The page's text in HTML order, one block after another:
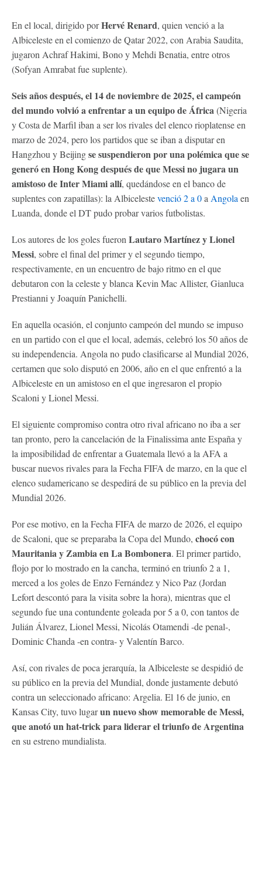
En el local, dirigido porHervé Renard, quien venció a la
Albiceleste en el comienzo de Qatar 2022, con Arabia Saudita,
jugaron Achraf Hakimi, Bono y Mehdi Benatia, entre otros
(Sofyan Amrabat fue suplente).
Seis años después, el 14 de noviembre de 2025, el campeón
del mundo volvió a enfrentar a un equipo de África (Nigeria
y Costa de Marfil iban a ser los rivales del elenco rioplatense en
marzo de 2024, pero los partidos que se iban a disputar en
Hangzhou y Beijingse suspendieron por una polémica que se
generó en Hong Kong después de que Messi no jugara un
amistoso de Inter Miami allí, quedándose en el banco de
suplentes con zapatillas): la Albicelestevenció 2 a 0a Angola en
Luanda, donde el DT pudo probar varios futbolistas.
Los autores de los goles fueron Lautaro Martínez y Lionel
Messi, sobre el final del primer y el segundo tiempo,
respectivamente, en un encuentro de bajo ritmo en el que
debutaron con la celeste y blanca Kevin Mac Allister, Gianluca
Prestianni y Joaquín Panichelli.
En aquella ocasión, el conjunto campeón del mundo se impuso
en un partido con el que el local, además, celebró los 50 años de
su independencia. Angola no pudo clasificarse al Mundial 2026,
certamen que solo disputó en 2006, año en el que enfrentó a la
Albiceleste en un amistoso en el que ingresaron el propio
Scaloni y Lionel Messi.
El siguiente compromiso contra otro rival africano no iba a ser
tan pronto, pero la cancelación de la Finalissima ante España y
la imposibilidad de enfrentar a Guatemala llevó a la AFA a
buscar nuevos rivales para la Fecha FIFA de marzo, en la que el
elenco sudamericano se despedirá de su público en la previa del
Mundial 2026.
Por ese motivo, en la Fecha FIFA de marzo de 2026, el equipo
de Scaloni, que se preparaba la Copa del Mundo, chocó con
Mauritania y Zambia en La Bombonera. El primer partido,
flojo por lo mostrado en la cancha, terminó en triunfo 2 a 1,
merced a los goles de Enzo Fernández y Nico Paz (Jordan
Lefort descontó para la visita sobre la hora), mientras que el
segundo fue una contundente goleada por 5 a 0, con tantos de
Julián Álvarez, Lionel Messi, Nicolás Otamendi -de penal-,
Dominic Chanda -en contra- y Valentín Barco.
Así, con rivales de poca jerarquía, la Albiceleste se despidió de
su público en la previa del Mundial, donde justamente debutó
contra un seleccionado africano: Argelia. El 16 de junio, en
Kansas City, tuvo lugarun nuevo show memorable de Messi,
que anotó un hat-trick para liderar el triunfo de Argentina
en su estreno mundialista.